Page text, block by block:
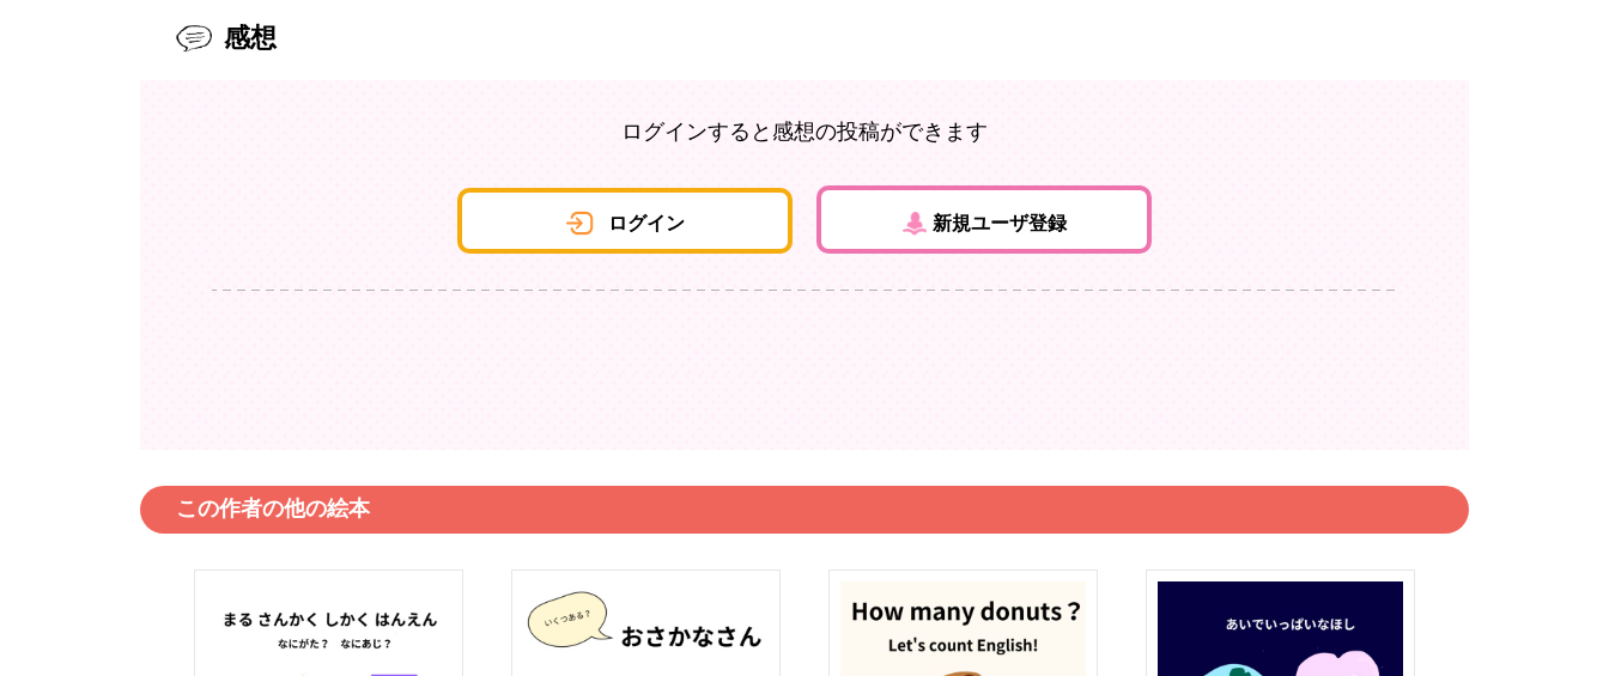
感想
ログインすると感想の投稿ができます
ログイン 新規ユーザ登録
この作者の他の絵本